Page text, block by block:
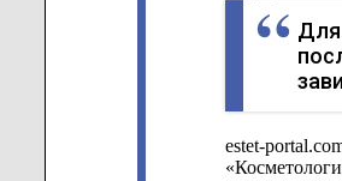
Для
estet-